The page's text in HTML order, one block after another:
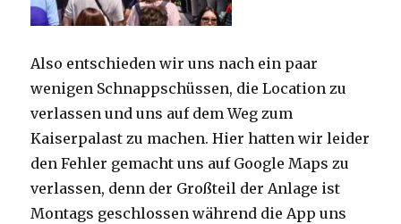
Also entschieden wir uns nach ein paar
wenigen Schnappschüssen, die Location zu
verlassen und uns auf dem Weg zum
Kaiserpalast zu machen. Hier hatten wir leider
den Fehler gemacht uns auf Google Maps zu
verlassen, denn der Großteil der Anlage ist
Montags geschlossen während die App uns